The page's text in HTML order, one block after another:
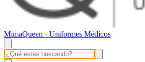
MimaQueen - Uniformes Médicos